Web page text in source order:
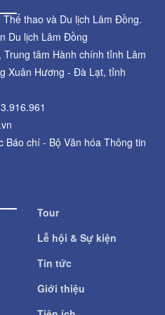
thao và Du lịch Lâm Đồng.
Du lịch Lâm Đồng
tâm Hành chính tỉnh Lâm
Xuân Hương - Đà Lạt, tỉnh
Báo chí - Bộ Văn hóa Thông tin
Tour
Lễ hội & Sự kiện
Tin tức
Giới thiệu